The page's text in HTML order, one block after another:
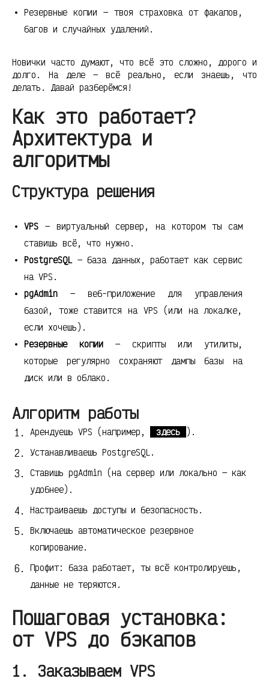
Резервные копии — твоя страховка от факапов,
багов и случайных удалений.
Новички часто думают, что всё это сложно, дорого и
долго. На деле — всё реально, если знаешь, что
делать. Давай разберёмся!
Как это работает?
Архитектура и
алгоритмы
Структура решения
VPS — виртуальный сервер, на котором ты сам
ставишь всё, что нужно.
PostgreSQL— база данных, работает как сервис
на VPS.
pgAdmin — веб-приложение для управления
базой, тоже ставится на VPS (или на локалке,
если хочешь).
Резервные копии— скрипты или утилиты,
которые регулярно сохраняют дампы базы на
диск или в облако.
Алгоритм работы
Арендуешь VPS (например, здесь
).
Устанавливаешь PostgreSQL.
Ставишь pgAdmin (на сервер или локально — как
удобнее).
Настраиваешь доступы и безопасность.
Включаешь автоматическое резервное
копирование.
Профит: база работает, ты всё контролируешь,
данные не теряются.
Пошаговая установка:
от VPS до бэкапов
1. Заказываем VPS